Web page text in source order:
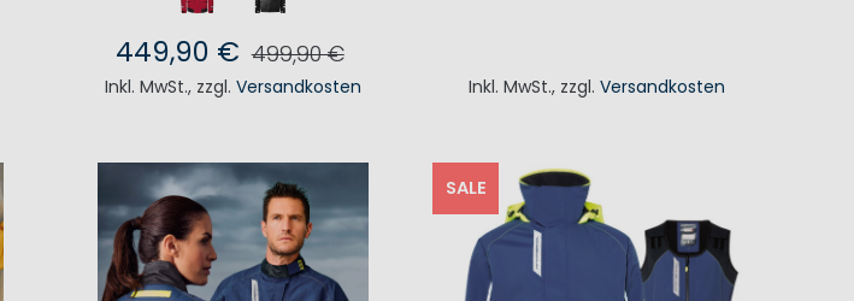
449,90 € 499,90 €
Inkl. MwSt., zzgl. Versandkosten Inkl. MwSt., zzgl.Versandkosten
SALE